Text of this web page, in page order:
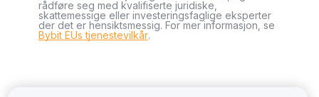
rådføre seg med kvalifiserte juridiske,
skattemessige eller investeringsfaglige eksperter
der det er hensiktsmessig. For mer informasjon, se
Bybit EUs tjenestevilkår.